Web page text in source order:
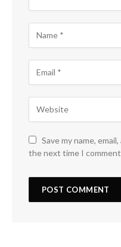
Save my name,
the next time I